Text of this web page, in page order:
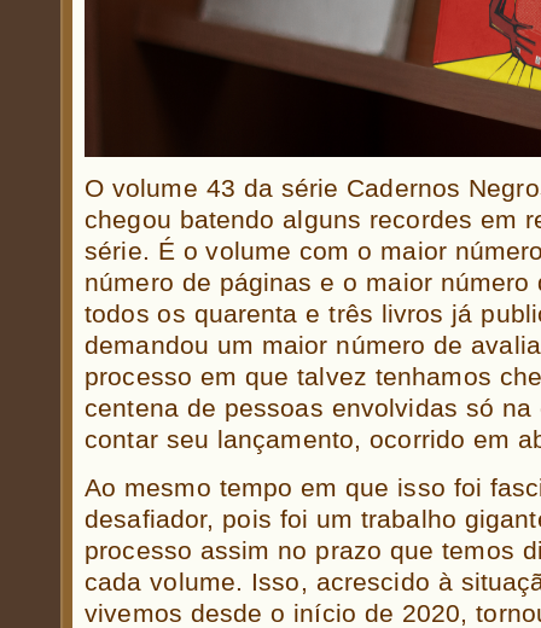
O volume 43 da série Cadernos
chegou batendo alguns recordes em
série. É o volume com o maior
número de páginas e o maior número
todos os quarenta e três livros já
demandou um maior número de
processo em que talvez tenhamos
centena de pessoas envolvidas só
contar seu lançamento, ocorrido em
Ao mesmo tempo em que isso foi
desafiador, pois foi um trabalho
processo assim no prazo que temos
cada volume. Isso, acrescido à
vivemos desde o início de 2020,